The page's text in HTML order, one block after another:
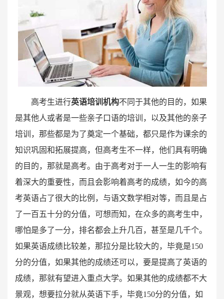
高考生进行英语培训机构不同于其他的目的，如果
是其他人或者是一些亲子口语的培训，以及其他的亲子
培训，那些都是为了奠定一个基础，都只是作为课余的
知识巩固和拓展提高，但高考生不一样，他们具有明确
的目的，那就是高考。由于高考对于一人一生的影响有
着深大的重要性，而且会影响着高考的成绩，如今的高
考英语占了很大的比例，与语文数学相对等，而且是占
了一百五十分的分值，可想而知，在众多的高考生中，
哪怕是多了一分，排名都会上升几百，甚至是几千个。
如果英语成绩比较差，那拉分是比较大的，毕竟是150
分的分值，如果其他的成绩还可以，要是提高了英语的
成绩，那就有望进入重点大学。如果其他的成绩都不大
景观，想要拉分就从英语下手，毕竟150分的分值，如